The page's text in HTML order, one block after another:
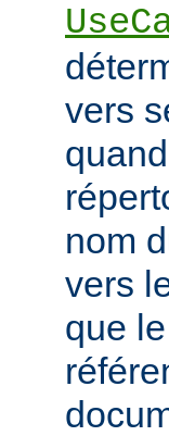
vers
nom
vers
que